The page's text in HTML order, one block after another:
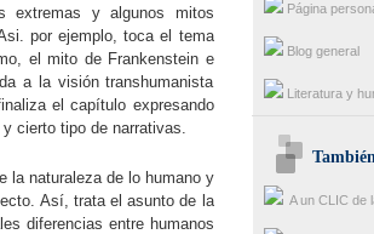
extremas y algunos mitos
por ejemplo, toca el tema
el mito de Frankenstein e
a la visión transhumanista
el capítulo expresando
cierto tipo de narrativas.
la naturaleza de lo humano y
Así, trata el asunto de la
diferencias entre humanos
Página
Blog general
Literatura y
A un CLIC de